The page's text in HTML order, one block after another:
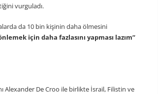
vurguladı.
da 10 bin kişinin daha ölmesini
için daha fazlasını yapması lazım”
Alexander De Croo ile birlikte İsrail, Filistin ve